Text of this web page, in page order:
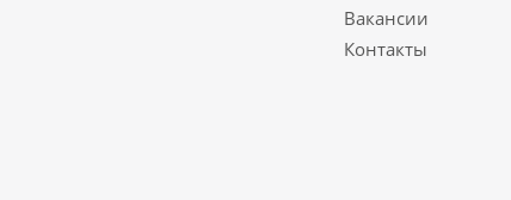
Вакансии
Контакты